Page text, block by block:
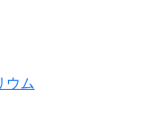
ウム